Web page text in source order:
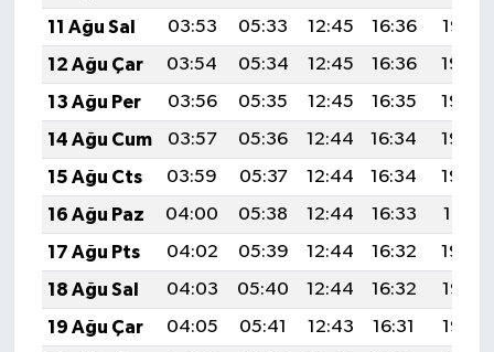
11 Ağu Sal
03:53 05:33 12:45 16:36
19:47
12 Ağu Çar
03:54 05:34 12:45 16:36
19:46
13 Ağu Per
03:56 05:35 12:45 16:35
19:45
14 Ağu Cum
03:57 05:36 12:44 16:34
19:43
15 Ağu Cts
03:59 05:37 12:44 16:34
19:42
16 Ağu Paz
04:00 05:38 12:44 16:33
19:41
17 Ağu Pts
04:02 05:39 12:44 16:32
19:39
18 Ağu Sal
04:03 05:40 12:44 16:32
19:38
19 Ağu Çar
04:05 05:41 12:43 16:31
19:36